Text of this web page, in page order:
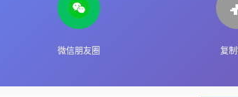
微信朋友圈 复